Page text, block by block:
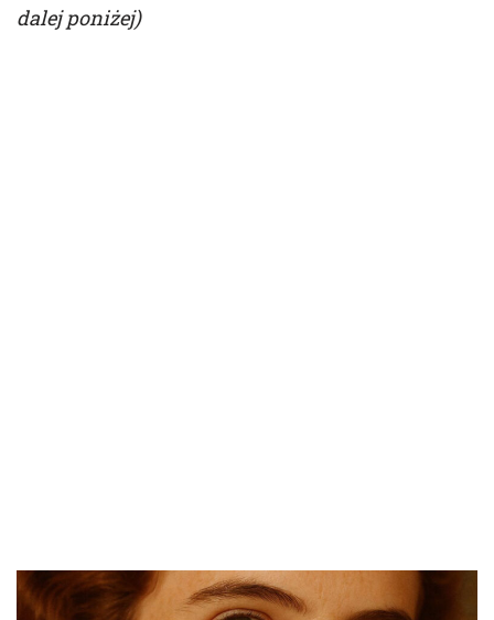
dalej poniżej)